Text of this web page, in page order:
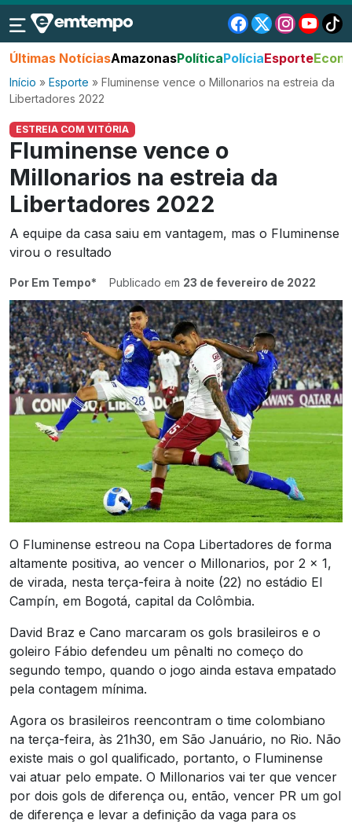
Últimas NotíciasAmazonasPolíticaPolíciaEsporte
Início » Esporte » Fluminense vence o Millonarios na estreia da
Libertadores 2022
ESTREIA COM VITÓRIA
Fluminense vence o
Millonarios na estreia da
Libertadores 2022
A equipe da casa saiu em vantagem, mas o Fluminense
virou o resultado
Por Em Tempo* Publicado em 23 de fevereiro de 2022
O Fluminense estreou na Copa Libertadores de forma
altamente positiva, ao vencer o Millonarios, por 2 x 1,
de virada, nesta terça-feira à noite (22) no estádio El
Campín, em Bogotá, capital da Colômbia.
David Braz e Cano marcaram os gols brasileiros e o
goleiro Fábio defendeu um pênalti no começo do
segundo tempo, quando o jogo ainda estava empatado
pela contagem mínima.
Agora os brasileiros reencontram o time colombiano
na terça-feira, às 21h30, em São Januário, no Rio. Não
existe mais o gol qualificado, portanto, o Fluminense
vai atuar pelo empate. O Millonarios vai ter que vencer
por dois gols de diferença ou, então, vencer PR um gol
de diferença e levar a definição da vaga para os